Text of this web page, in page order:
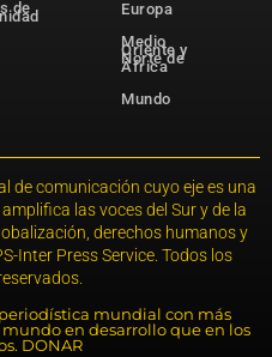
de
Europa
Medio
Oriente y
Norte de
África
Mundo
de comunicación cuyo eje es una
las voces del Sur y de la
derechos humanos y
Inter Press Service. Todos los
mundial con más
en desarrollo que en los
DONAR